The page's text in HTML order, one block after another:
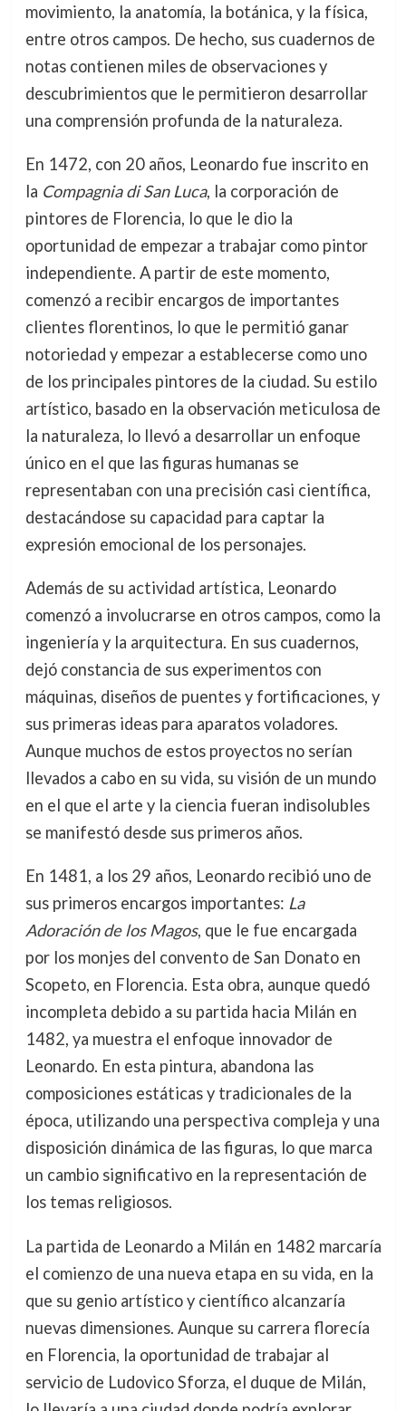
movimiento, la anatomía, la botánica, y la física,
entre otros campos. De hecho, sus cuadernos de
notas contienen miles de observaciones y
descubrimientos que le permitieron desarrollar
una comprensión profunda de la naturaleza.
En 1472, con 20 años, Leonardo fue inscrito en
la Compagnia di San Luca, la corporación de
pintores de Florencia, lo que le dio la
oportunidad de empezar a trabajar como pintor
independiente. A partir de este momento,
comenzó a recibir encargos de importantes
clientes florentinos, lo que le permitió ganar
notoriedad y empezar a establecerse como uno
de los principales pintores de la ciudad. Su estilo
artístico, basado en la observación meticulosa de
la naturaleza, lo llevó a desarrollar un enfoque
único en el que las figuras humanas se
representaban con una precisión casi científica,
destacándose su capacidad para captar la
expresión emocional de los personajes.
Además de su actividad artística, Leonardo
comenzó a involucrarse en otros campos, como la
ingeniería y la arquitectura. En sus cuadernos,
dejó constancia de sus experimentos con
máquinas, diseños de puentes y fortificaciones, y
sus primeras ideas para aparatos voladores.
Aunque muchos de estos proyectos no serían
llevados a cabo en su vida, su visión de un mundo
en el que el arte y la ciencia fueran indisolubles
se manifestó desde sus primeros años.
En 1481, a los 29 años, Leonardo recibió uno de
sus primeros encargos importantes: La
Adoración de los Magos, que le fue encargada
por los monjes del convento de San Donato en
Scopeto, en Florencia. Esta obra, aunque quedó
incompleta debido a su partida hacia Milán en
1482, ya muestra el enfoque innovador de
Leonardo. En esta pintura, abandona las
composiciones estáticas y tradicionales de la
época, utilizando una perspectiva compleja y una
disposición dinámica de las figuras, lo que marca
un cambio significativo en la representación de
los temas religiosos.
La partida de Leonardo a Milán en 1482 marcaría
el comienzo de una nueva etapa en su vida, en la
que su genio artístico y científico alcanzaría
nuevas dimensiones. Aunque su carrera florecía
en Florencia, la oportunidad de trabajar al
servicio de Ludovico Sforza, el duque de Milán,